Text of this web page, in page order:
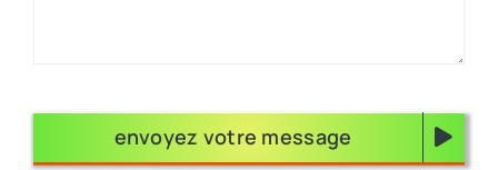
envoyez votre message